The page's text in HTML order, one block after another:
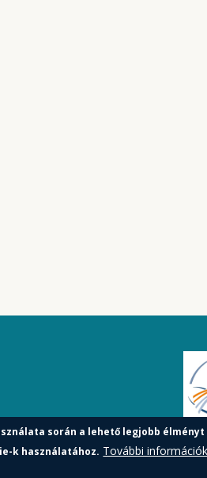
során a lehető legjobb
k használatához. További információk